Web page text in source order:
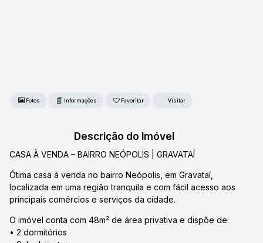
Fotos Favoritar
Descrição do Imóvel
CASA À VENDA – BAIRRO NEÓPOLIS | GRAVATAÍ
Ótima casa à venda no bairro Neópolis, em Gravataí,
localizada em uma região tranquila e com fácil acesso aos
principais comércios e serviços da cidade.
O imóvel conta com 48m² de área privativa e dispõe de:
• 2 dormitórios